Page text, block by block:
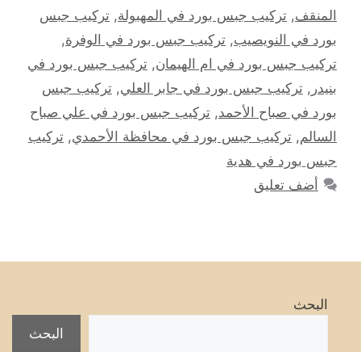
المنقف, تركيب جبس بورد في المهبولة, تركيب جبس
بورد في النويصيب, تركيب جبس بورد في الوفرة,
تركيب جبس بورد في ام الهيمان, تركيب جبس بورد في
بنيدر , تركيب جبس بورد في جابر العلي, تركيب جبس
بورد في صباح الأحمد, تركيب جبس بورد في علي صباح
السالم, تركيب جبس بورد في محافظة الأحمدي, تركيب
جبس بورد في هدية
أضف تعليق
البحث
البحث